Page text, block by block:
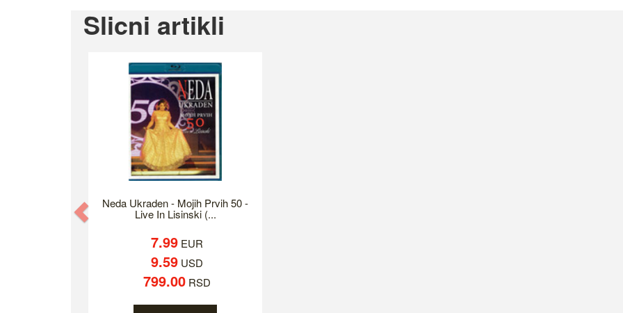
Slicni artikli
Neda Ukraden - Mojih Prvih 50 -
Live In Lisinski (...
7.99 EUR
9.59 USD
799.00 RSD
Previous